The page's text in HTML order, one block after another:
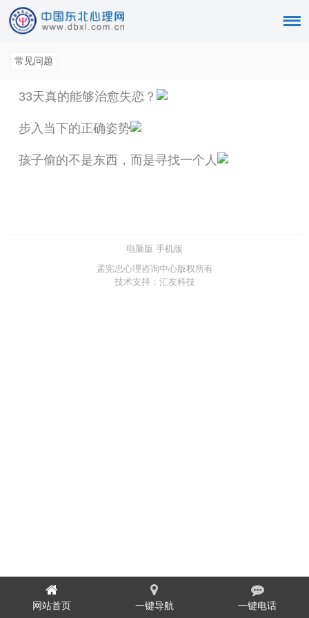
常见问题
33天真的能够治愈失恋？
步入当下的正确姿势
孩子偷的不是东西，而是寻找一个人
电脑版 手机版
孟宪忠心理咨询中心版权所有
技术支持：汇友科技
网站首页 一键导航 一键电话